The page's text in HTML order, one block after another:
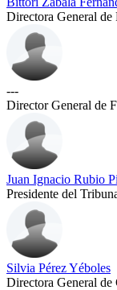
Directora General
---
Director General de
Juan Ignacio Rubio
Presidente del
Silvia Pérez Yéboles
Directora General de